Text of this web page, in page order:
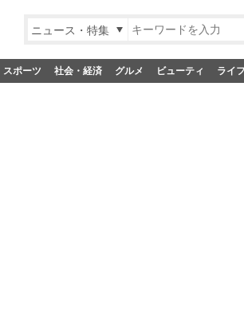
ニュース・特集
スポーツ 社会・経済 グルメ ビューティ ライフ